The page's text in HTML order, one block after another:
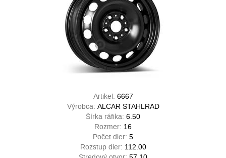
Artikel: 6667
Výrobca: ALCAR STAHLRAD
Šírka ráfika: 6.50
Rozmer: 16
Počet dier: 5
Rozstup dier: 112.00